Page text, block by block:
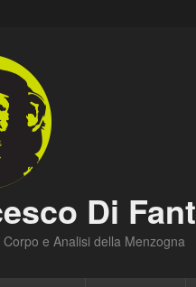
Di Fant
e Analisi della Menzogna